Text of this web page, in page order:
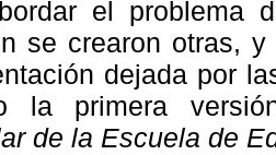
el problema
se crearon otras,
dejada por
la primera
de la Escuela de